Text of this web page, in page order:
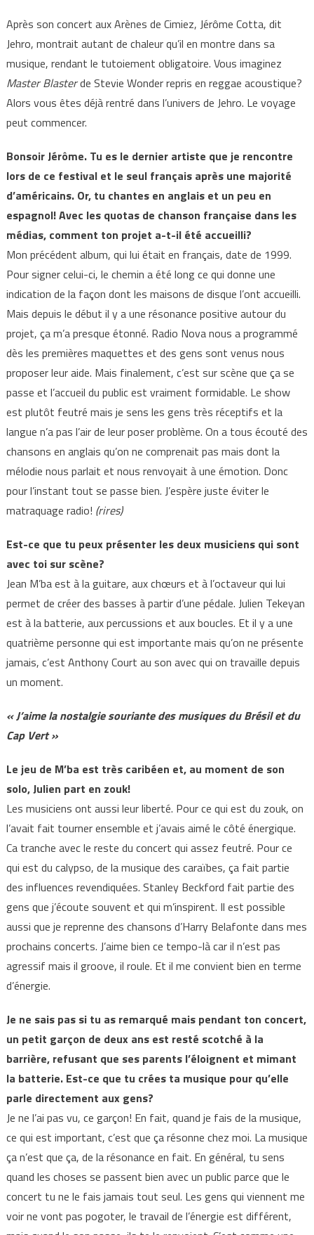
Après son concert aux Arènes de Cimiez, Jérôme Cotta, dit
Jehro, montrait autant de chaleur qu’il en montre dans sa
musique, rendant le tutoiement obligatoire. Vous imaginez
Master Blasterde Stevie Wonder repris en reggae acoustique?
Alors vous êtes déjà rentré dans l’univers de Jehro. Le voyage
peut commencer.
Bonsoir Jérôme. Tu es le dernier artiste que je rencontre
lors de ce festival et le seul français après une majorité
d’américains. Or, tu chantes en anglais et un peu en
espagnol! Avec les quotas de chanson française dans les
médias, comment ton projet a-t-il été accueilli?
Mon précédent album, qui lui était en français, date de 1999.
Pour signer celui-ci, le chemin a été long ce qui donne une
indication de la façon dont les maisons de disque l’ont accueilli.
Mais depuis le début il y a une résonance positive autour du
projet, ça m’a presque étonné. Radio Nova nous a programmé
dès les premières maquettes et des gens sont venus nous
proposer leur aide. Mais finalement, c’est sur scène que ça se
passe et l’accueil du public est vraiment formidable. Le show
est plutôt feutré mais je sens les gens très réceptifs et la
langue n’a pas l’air de leur poser problème. On a tous écouté des
chansons en anglais qu’on ne comprenait pas mais dont la
mélodie nous parlait et nous renvoyait à une émotion. Donc
pour l’instant tout se passe bien. J’espère juste éviter le
matraquage radio! (rires)
Est-ce que tu peux présenter les deux musiciens qui sont
avec toi sur scène?
Jean M’ba est à la guitare, aux chœurs et à l’octaveur qui lui
permet de créer des basses à partir d’une pédale. Julien Tekeyan
est à la batterie, aux percussions et aux boucles. Et il y a une
quatrième personne qui est importante mais qu’on ne présente
jamais, c’est Anthony Court au son avec qui on travaille depuis
un moment.
« J’aime la nostalgie souriante des musiques du Brésil et du
Cap Vert »
Le jeu de M’ba est très caribéen et, au moment de son
solo, Julien part en zouk!
Les musiciens ont aussi leur liberté. Pour ce qui est du zouk, on
l’avait fait tourner ensemble et j’avais aimé le côté énergique.
Ca tranche avec le reste du concert qui assez feutré. Pour ce
qui est du calypso, de la musique des caraïbes, ça fait partie
des influences revendiquées. Stanley Beckford fait partie des
gens que j’écoute souvent et qui m’inspirent. Il est possible
aussi que je reprenne des chansons d’Harry Belafonte dans mes
prochains concerts. J’aime bien ce tempo-là car il n’est pas
agressif mais il groove, il roule. Et il me convient bien en terme
d’énergie.
Je ne sais pas si tu as remarqué mais pendant ton concert,
un petit garçon de deux ans est resté scotché à la
barrière, refusant que ses parents l’éloignent et mimant
la batterie. Est-ce que tu crées ta musique pour qu’elle
parle directement aux gens?
Je ne l’ai pas vu, ce garçon! En fait, quand je fais de la musique,
ce qui est important, c’est que ça résonne chez moi. La musique
ça n’est que ça, de la résonance en fait. En général, tu sens
quand les choses se passent bien avec un public parce que le
concert tu ne le fais jamais tout seul. Les gens qui viennent me
voir ne vont pas pogoter, le travail de l’énergie est différent,